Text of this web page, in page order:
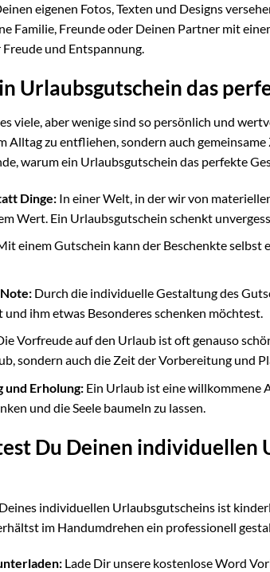
eigenen Fotos, Texten und Designs
Familie, Freunde oder Deinen Partner mit
und Entspannung.
Urlaubsgutschein das
viele, aber wenige sind so persönlich und
Alltag zu entfliehen, sondern auch
warum ein Urlaubsgutschein das perfekte
Dinge:In einer Welt, in der wir von
Wert. Ein Urlaubsgutschein schenkt
einem Gutschein kann der Beschenkte selbst
Durch die individuelle Gestaltung des
und ihm etwas Besonderes schenken möchtest.
Vorfreude auf den Urlaub ist oft genauso
sondern auch die Zeit der Vorbereitung und
und Erholung:Ein Urlaub ist eine willkommene
und die Seele baumeln zu lassen.
Du Deinen
individuellen Urlaubsgutscheins ist
im Handumdrehen ein professionell
Lade Dir unsere kostenlose Word